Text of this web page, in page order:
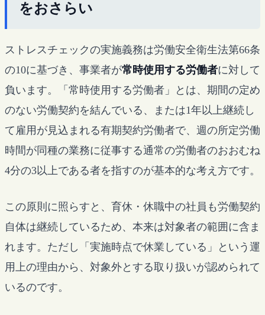
をおさらい
ストレスチェックの実施義務は労働安全衛生法第66条
の10に基づき、事業者が常時使用する労働者に対して
負います。「常時使用する労働者」とは、期間の定め
のない労働契約を結んでいる、または1年以上継続し
て雇用が見込まれる有期契約労働者で、週の所定労働
時間が同種の業務に従事する通常の労働者のおおむね
4分の3以上である者を指すのが基本的な考え方です。
この原則に照らすと、育休・休職中の社員も労働契約
自体は継続しているため、本来は対象者の範囲に含ま
れます。ただし「実施時点で休業している」という運
用上の理由から、対象外とする取り扱いが認められて
いるのです。